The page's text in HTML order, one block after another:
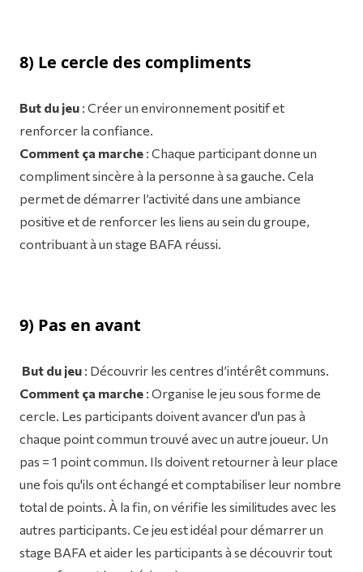
8) Le cercle des compliments
But du jeu : Créer un environnement positif et
renforcer la confiance.
Comment ça marche : Chaque participant donne un
compliment sincère à la personne à sa gauche. Cela
permet de démarrer l’activité dans une ambiance
positive et de renforcer les liens au sein du groupe,
contribuant à un stage BAFA réussi.
9) Pas en avant
But du jeu : Découvrir les centres d’intérêt communs.
Comment ça marche : Organise le jeu sous forme de
cercle. Les participants doivent avancer d'un pas à
chaque point commun trouvé avec un autre joueur. Un
pas = 1 point commun. Ils doivent retourner à leur place
une fois qu'ils ont échangé et comptabiliser leur nombre
total de points. À la fin, on vérifie les similitudes avec les
autres participants. Ce jeu est idéal pour démarrer un
stage BAFA et aider les participants à se découvrir tout